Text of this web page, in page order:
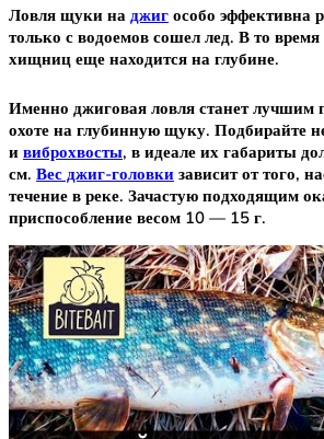
Ловля щуки на джиг особо эффективна
только с водоемов сошел лед. В то
хищниц еще находится на глубине.
Именно джиговая ловля станет
охоте на глубинную щуку. Подбирайте
и виброхвосты, в идеале их габариты
см. Вес джиг-головки зависит от того,
течение в реке. Зачастую подходящим
приспособление весом 10 — 15 г.